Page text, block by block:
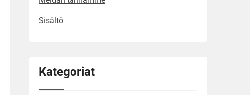
Sisältö
Kategoriat